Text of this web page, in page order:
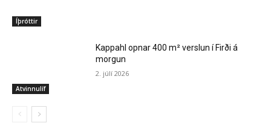
Íþróttir
Atvinnulíf
Kappahl opnar 400 m² verslun í Firði á
morgun
2. júlí 2026